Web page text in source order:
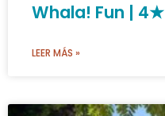
Whala! Fun | 4★
LEER MÁS »